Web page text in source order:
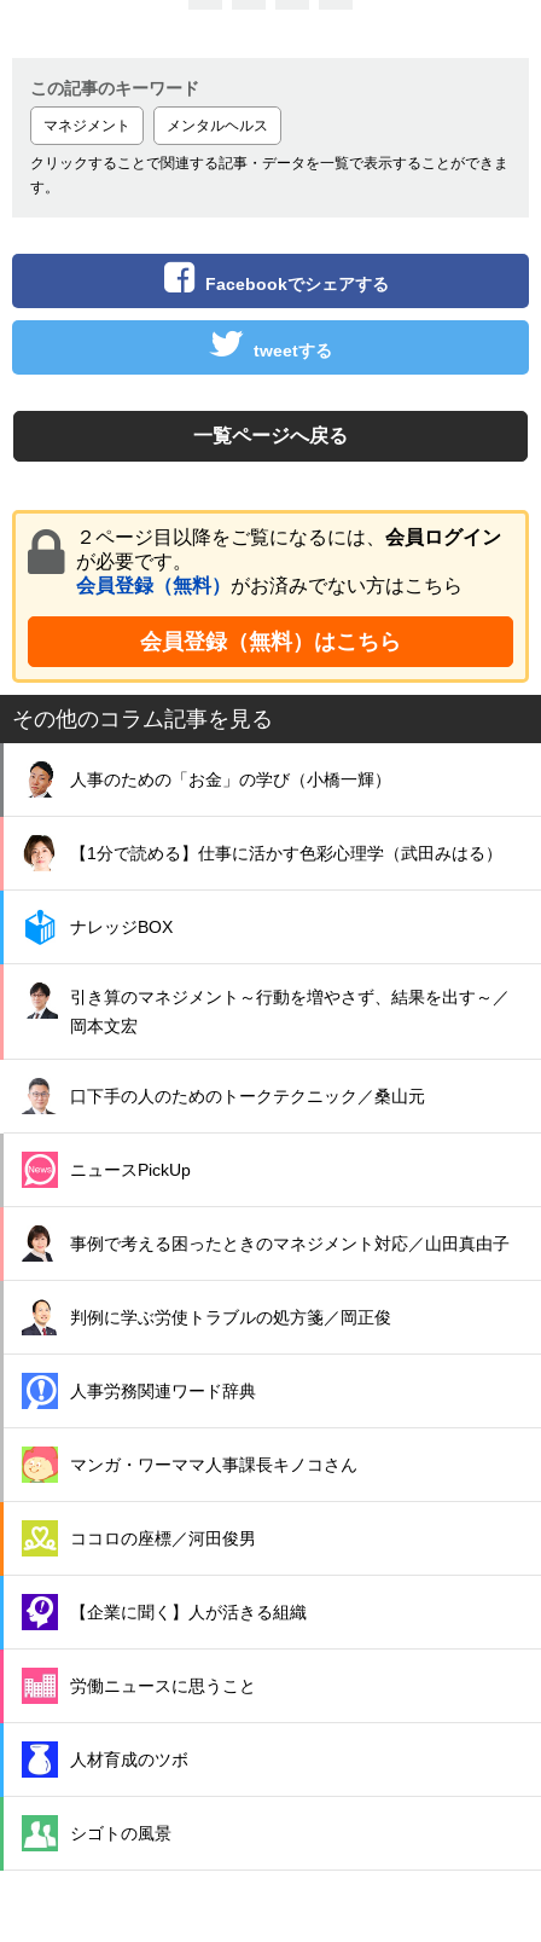
この記事のキーワード
マネジメント メンタルヘルス
クリックすることで関連する記事・データを一覧で表示することができま
す。
Facebookでシェアする
tweetする
一覧ページへ戻る
２ページ目以降をご覧になるには、 会員ログイン
が必要です。
会員登録（無料） がお済みでない方はこちら
会員登録（無料）はこちら
その他のコラム記事を見る
人事のための「お金」の学び（小橋一輝）
【1分で読める】仕事に活かす色彩心理学（武田みはる）
ナレッジBOX
引き算のマネジメント～行動を増やさず、結果を出す～／
岡本文宏
口下手の人のためのトークテクニック／桑山元
ニュースPickUp
事例で考える困ったときのマネジメント対応／山田真由子
判例に学ぶ労使トラブルの処方箋／岡正俊
人事労務関連ワード辞典
マンガ・ワーママ人事課長キノコさん
ココロの座標／河田俊男
【企業に聞く】人が活きる組織
労働ニュースに思うこと
人材育成のツボ
シゴトの風景